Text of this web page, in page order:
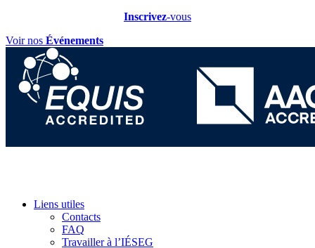
Inscrivez-vous
Voir nos Événements
Liens utiles
Contacts
FAQ
Travailler à l’IÉSEG